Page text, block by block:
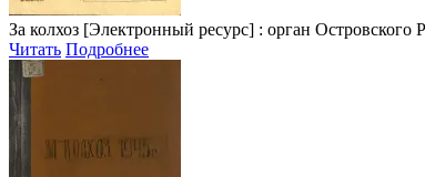
За колхоз [Электронный ресурс] : орган
Читать Подробнее